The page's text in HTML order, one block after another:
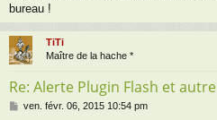
bureau !
TiTi
Maître de la hache *
Re: Alerte Plugin Flash et autre
M
ven. févr. 06, 2015 10:54 pm